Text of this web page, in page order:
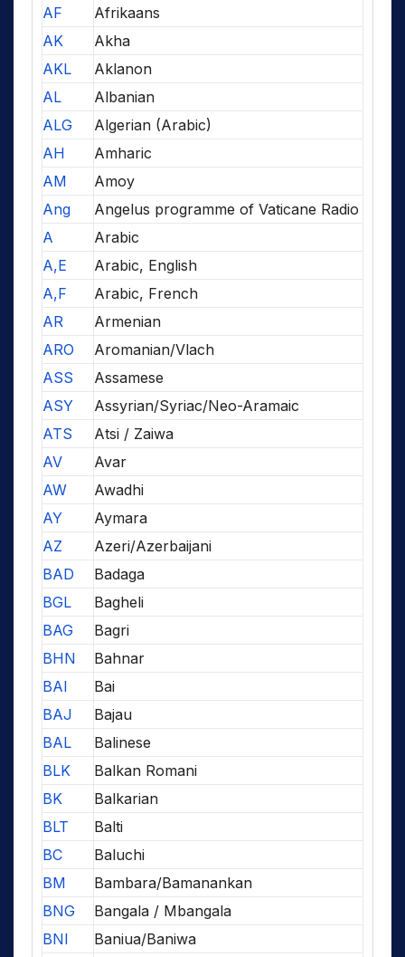
AF
Afrikaans
AK
Akha
AKL
Aklanon
AL
Albanian
ALG
Algerian (Arabic)
AH
Amharic
AM
Amoy
Ang
Angelus programme of Vaticane Radio
A
Arabic
A,E
Arabic, English
A,F
Arabic, French
AR
Armenian
ARO
Aromanian/Vlach
ASS
Assamese
ASY
Assyrian/Syriac/Neo-Aramaic
ATS
Atsi / Zaiwa
AV
Avar
AW
Awadhi
AY
Aymara
AZ
Azeri/Azerbaijani
BAD
Badaga
BGL
Bagheli
BAG
Bagri
BHN
Bahnar
BAI
Bai
BAJ
Bajau
BAL
Balinese
BLK
Balkan Romani
BK
Balkarian
BLT
Balti
BC
Baluchi
BM
Bambara/Bamanankan
BNG
Bangala / Mbangala
BNI
Baniua/Baniwa